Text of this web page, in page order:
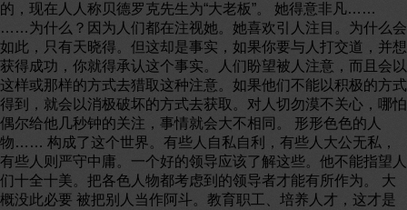
的，现在人人称贝德罗克先生为“大老板”。 她得意非凡……
……为什么？因为人们都在注视她。她喜欢引人注目。为什么会
如此，只有天晓得。但这却是事实，如果你要与人打交道，并想
获得成功，你就得承认这个事实。人们盼望被人注意，而且会以
这样或那样的方式去猎取这种注意。如果他们不能以积极的方式
得到，就会以消极破坏的方式去获取。对人切勿漠不关心，哪怕
偶尔给他几秒钟的关注，事情就会大不相同。 形形色色的人
物…… 构成了这个世界。有些人自私自利，有些人大公无私，
有些人则严守中庸。一个好的领导应该了解这些。他不能指望人
们十全十美。把各色人物都考虑到的领导者才能有所作为。 大
概没此必要 被把别人当作阿斗。教育职工、培养人才，这才是